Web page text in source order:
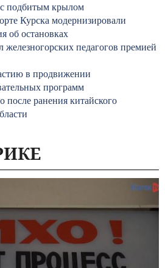
с подбитым крылом
Курска модернизировали
об остановках
железногорских педагогов премией
в продвижении
программ
после ранения китайского